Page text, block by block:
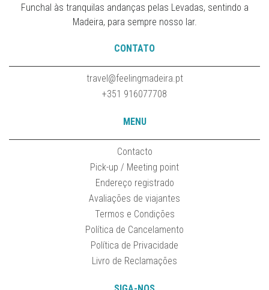
Funchal às tranquilas andanças pelas Levadas, sentindo a
Madeira, para sempre nosso lar.
CONTATO
travel@feelingmadeira.pt
+351 916077708
MENU
Contacto
Pick-up / Meeting point
Endereço registrado
Avaliações de viajantes
Termos e Condições
Política de Cancelamento
Política de Privacidade
Livro de Reclamações